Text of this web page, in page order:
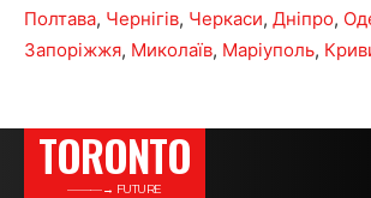
Полтава, Чернігів, Черкаси, Дніпро,
Запоріжжя, Миколаїв, Маріуполь,
TORONTO
———→ FUTURE